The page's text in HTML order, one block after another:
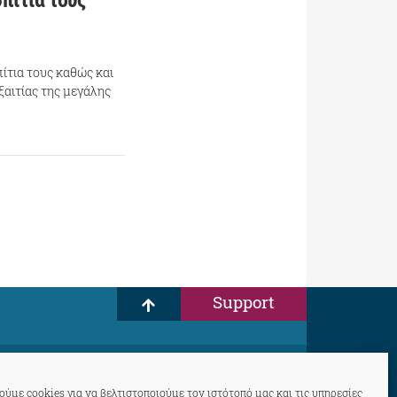
cookies για να βελτιστοποιούμε τον ιστότοπό μας και τις υπηρεσίες
τους καθώς και
της μεγάλης
Support